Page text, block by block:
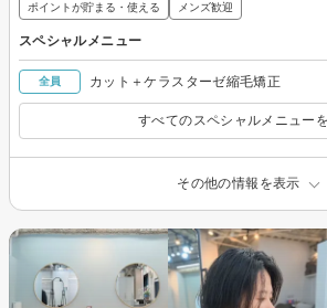
ポイントが貯まる・使える メンズ歓迎
スペシャルメニュー
全員 カット＋ケラスターゼ縮毛矯正
すべてのスペシャルメニュー
その他の情報を表示